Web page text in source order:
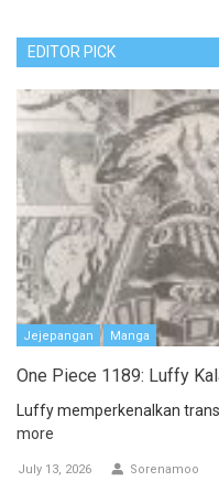
EDITOR PICK
Jejepangan Manga
One Piece 1189: Luffy
Luffy memperkenalkan
more
July 13, 2026 Sorenamoo